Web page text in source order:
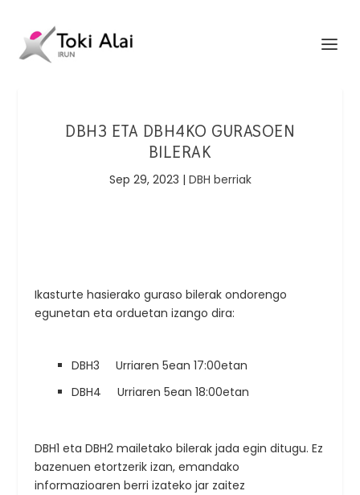
DBH3 ETA DBH4KO GURASOEN
BILERAK
Sep 29, 2023 | DBH berriak
Ikasturte hasierako guraso bilerak ondorengo
egunetan eta orduetan izango dira:
DBH3 Urriaren 5ean 17:00etan
DBH4 Urriaren 5ean 18:00etan
DBH1 eta DBH2 mailetako bilerak jada egin ditugu. Ez
bazenuen etortzerik izan, emandako
informazioaren berri izateko jar zaitez